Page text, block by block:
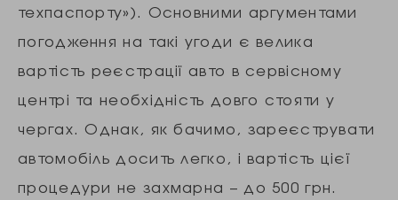
техпаспорту»). Основними аргументами
погодження на такі угоди є велика
вартість реєстрації авто в сервісному
центрі та необхідність довго стояти у
чергах. Однак, як бачимо, зареєструвати
автомобіль досить легко, і вартість цієї
процедури не захмарна – до 500 грн.